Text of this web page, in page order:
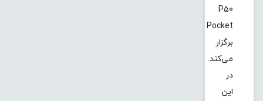
P50
Pocket
برگزار
می‌کند.
در
این